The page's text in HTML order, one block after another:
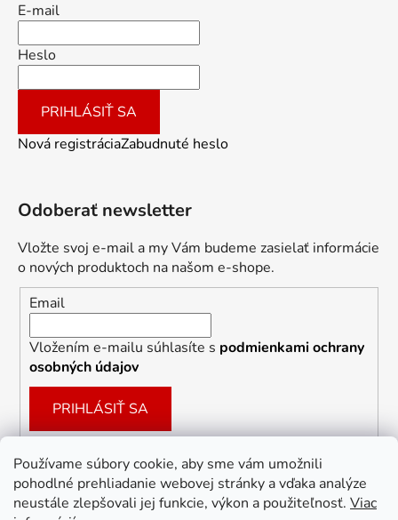
Používame súbory cookie, aby sme vám umožnili
pohodlné prehliadanie webovej stránky a vďaka analýze
neustále zlepšovali jej funkcie, výkon a použiteľnosť. Viac
E-mail
Heslo
PRIHLÁSIŤ SA
Nová registráciaZabudnuté heslo
Odoberať newsletter
Vložte svoj e-mail a my Vám budeme zasielať informácie
o nových produktoch na našom e-shope.
Email
Vložením e-mailu súhlasíte s podmienkami ochrany
osobných údajov
PRIHLÁSIŤ SA
Facebook